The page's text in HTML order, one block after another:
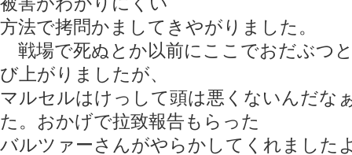
方法で拷問かましてきやがりました。
戦場で死ぬとか以前にここでおだぶつ
び上がりましたが、
マルセルはけっして頭は悪くないんだな
た。おかげで拉致報告もらった
バルツァーさんがやらかしてくれました